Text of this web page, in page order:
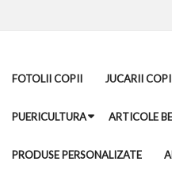
FOTOLII COPII JUCARII
PUERICULTURA ARTICOLE
PRODUSE PERSONALIZATE